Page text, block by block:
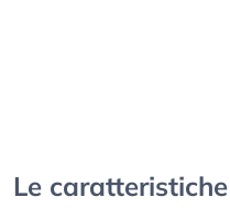
Le